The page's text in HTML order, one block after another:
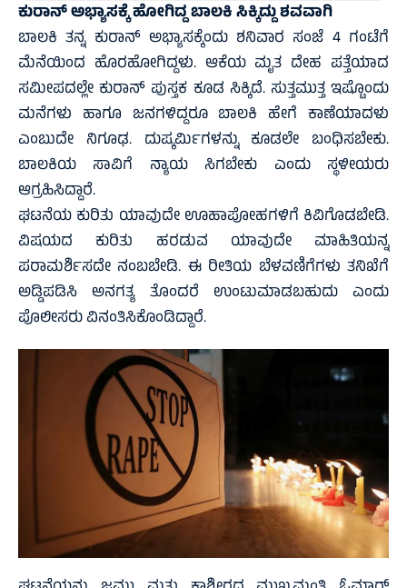
ಕುರಾನ್ ಅಭ್ಯಾಸಕ್ಕೆ ಹೋಗಿದ್ದ ಬಾಲಕಿ ಸಿಕ್ಕಿದ್ದು ಶವವಾಗಿ
ಬಾಲಕಿ ತನ್ನ ಕುರಾನ್ ಅಭ್ಯಾಸಕ್ಕೆಂದು ಶನಿವಾರ ಸಂಜೆ 4 ಗಂಟೆಗೆ
ಮೆನೆಯಿಂದ ಹೊರಹೋಗಿದ್ದಳು. ಆಕೆಯ ಮೃತ ದೇಹ ಪತ್ತೆಯಾದ
ಸಮೀಪದಲ್ಲೇ ಕುರಾನ್ ಪುಸ್ತಕ ಕೂಡ ಸಿಕ್ಕಿದೆ. ಸುತ್ತಮುತ್ತ ಇಷ್ಟೊಂದು
ಮನೆಗಳು ಹಾಗೂ ಜನಗಳಿದ್ದರೂ ಬಾಲಕಿ ಹೇಗೆ ಕಾಣೆಯಾದಳು
ಎಂಬುದೇ ನಿಗೂಢ. ದುಷ್ಕರ್ಮಿಗಳನ್ನು ಕೂಡಲೇ ಬಂಧಿಸಬೇಕು.
ಬಾಲಕಿಯ ಸಾವಿಗೆ ನ್ಯಾಯ ಸಿಗಬೇಕು ಎಂದು ಸ್ಥಳೀಯರು
ಆಗ್ರಹಿಸಿದ್ದಾರೆ.
ಘಟನೆಯ ಕುರಿತು ಯಾವುದೇ ಊಹಾಪೋಹಗಳಿಗೆ ಕಿವಿಗೊಡಬೇಡಿ.
ವಿಷಯದ ಕುರಿತು ಹರಡುವ ಯಾವುದೇ ಮಾಹಿತಿಯನ್ನ
ಪರಾಮರ್ಶಿಸದೇ ನಂಬಬೇಡಿ. ಈ ರೀತಿಯ ಬೆಳವಣಿಗೆಗಳು ತನಿಖೆಗೆ
ಅಡ್ಡಿಪಡಿಸಿ ಅನಗತ್ಯ ತೊಂದರೆ ಉಂಟುಮಾಡಬಹುದು ಎಂದು
ಪೊಲೀಸರು ವಿನಂತಿಸಿಕೊಂಡಿದ್ದಾರೆ.